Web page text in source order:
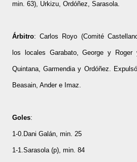
min. 63), Urkizu, Ordóñez, Sarasola.
Árbitro: Carlos Royo (Comité
los locales Garabato, George y
Quintana, Garmendia y Ordóñez.
Beasain, Ander e Imaz.
Goles:
1-0.Dani Galán, min. 25
1-1.Sarasola (p), min. 84